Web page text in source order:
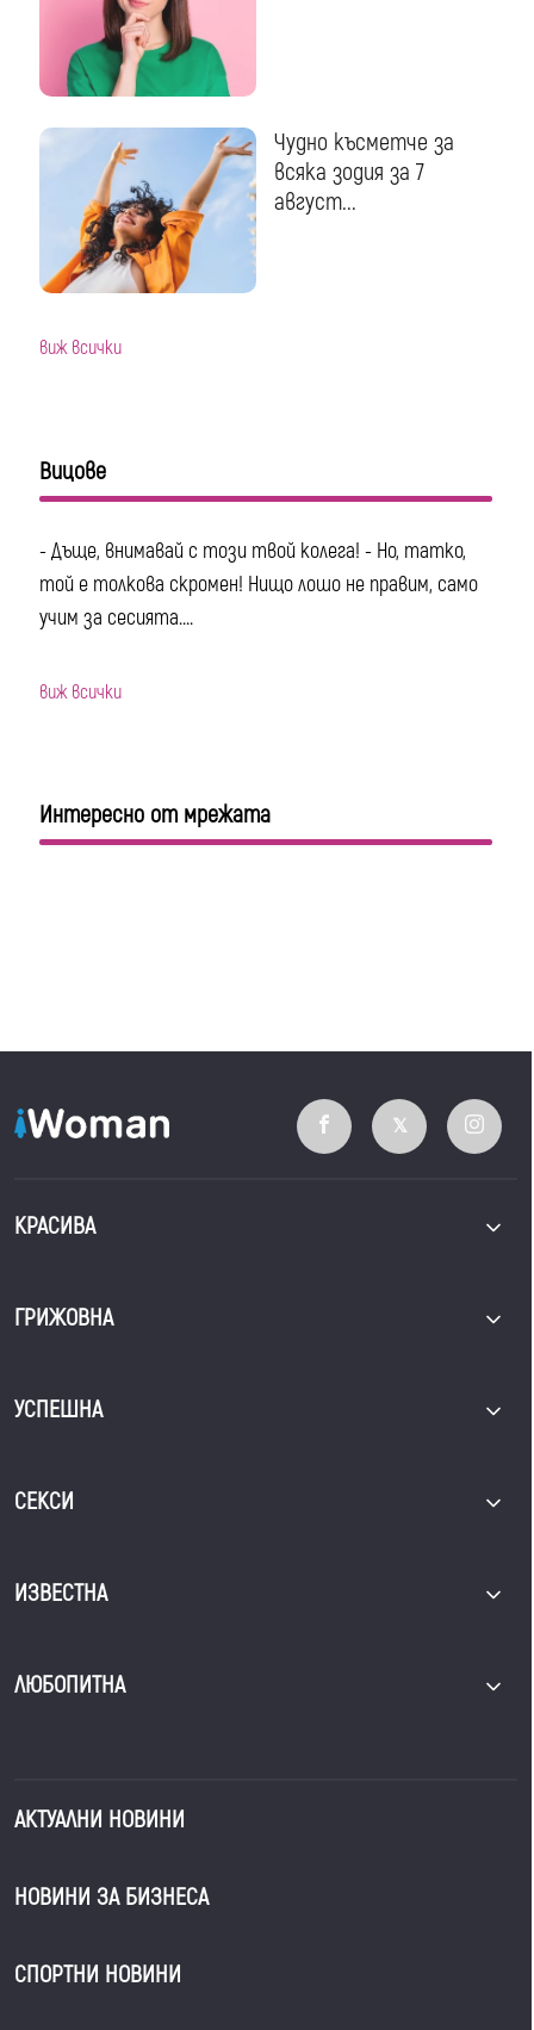
Чудно късметче за
всяка зодия за 7
август...
виж всички
Вицове
- Дъще, внимавай с този твой колега! - Но, татко,
той е толкова скромен! Нищо лошо не правим, само
учим за сесията....
виж всички
Интересно от мрежата
КРАСИВА
ГРИЖОВНА
УСПЕШНА
СЕКСИ
ИЗВЕСТНА
ЛЮБОПИТНА
АКТУАЛНИ НОВИНИ
НОВИНИ ЗА БИЗНЕСА
СПОРТНИ НОВИНИ